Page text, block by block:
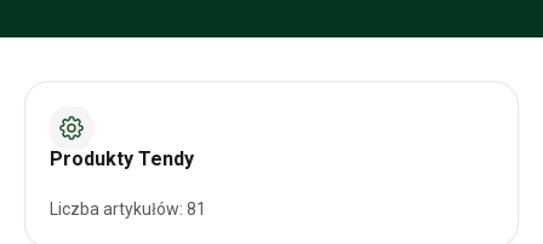
Produkty Tendy
Liczba artykułów: 81